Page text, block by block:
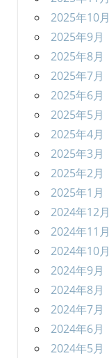
2025年10月
2025年9月
2025年8月
2025年7月
2025年6月
2025年5月
2025年4月
2025年3月
2025年2月
2025年1月
2024年12月
2024年11月
2024年10月
2024年9月
2024年8月
2024年7月
2024年6月
2024年5月